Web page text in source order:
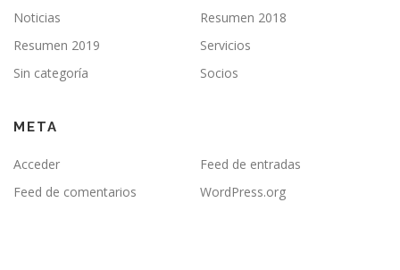
Noticias
Resumen 2018
Resumen 2019
Servicios
Sin categoría
Socios
META
Acceder
Feed de entradas
Feed de comentarios
WordPress.org